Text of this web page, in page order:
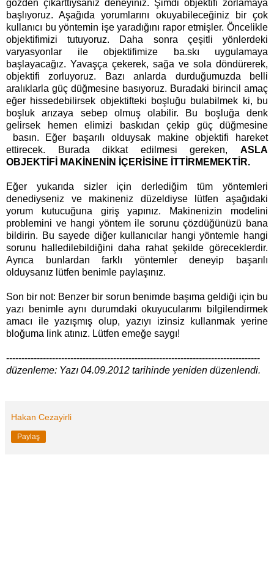
gözden çıkarttıysanız deneyiniz. Şimdi objektifi zorlamaya
başlıyoruz. Aşağıda yorumlarını okuyabileceğiniz bir çok
kullanıcı bu yöntemin işe yaradığını rapor etmişler. Öncelikle
objektifimizi tutuyoruz. Daha sonra çeşitli yönlerdeki
varyasyonlar ile objektifimize ba.skı uygulamaya
başlayacağız. Yavaşça çekerek, sağa ve sola döndürerek,
objektifi zorluyoruz. Bazı anlarda durduğumuzda belli
aralıklarla güç düğmesine basıyoruz. Buradaki birincil amaç
eğer hissedebilirsek objektifteki boşluğu bulabilmek ki, bu
boşluk arızaya sebep olmuş olabilir. Bu boşluğa denk
gelirsek hemen elimizi baskıdan çekip güç düğmesine
basın. Eğer başarılı olduysak makine objektifi hareket
ettirecek. Burada dikkat edilmesi gereken, ASLA
OBJEKTİFİ MAKİNENİN İÇERİSİNE İTTİRMEMEKTİR.
Eğer yukarıda sizler için derlediğim tüm yöntemleri
denediyseniz ve makineniz düzeldiyse lütfen aşağıdaki
yorum kutucuğuna giriş yapınız. Makinenizin modelini
problemini ve hangi yöntem ile sorunu çözdüğünüzü bana
bildirin. Bu sayede diğer kullanıcılar hangi yöntemle hangi
sorunu halledilebildiğini daha rahat şekilde göreceklerdir.
Ayrıca bunlardan farklı yöntemler deneyip başarılı
olduysanız lütfen benimle paylaşınız.
Son bir not: Benzer bir sorun benimde başıma geldiği için bu
yazı benimle aynı durumdaki okuyucularımı bilgilendirmek
amacı ile yazışmış olup, yazıyı izinsiz kullanmak yerine
bloğuma link atınız. Lütfen emeğe saygı!
-----------------------------------------------------------------------------------
düzenleme: Yazı 04.09.2012 tarihinde yeniden düzenlendi.
Hakan Cezayirli
Paylaş